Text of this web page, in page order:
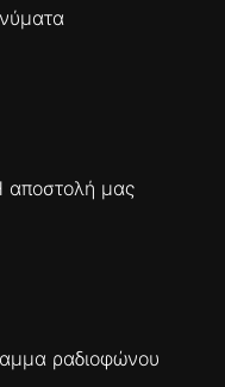
αποστολή μας
ραδιοφώνου